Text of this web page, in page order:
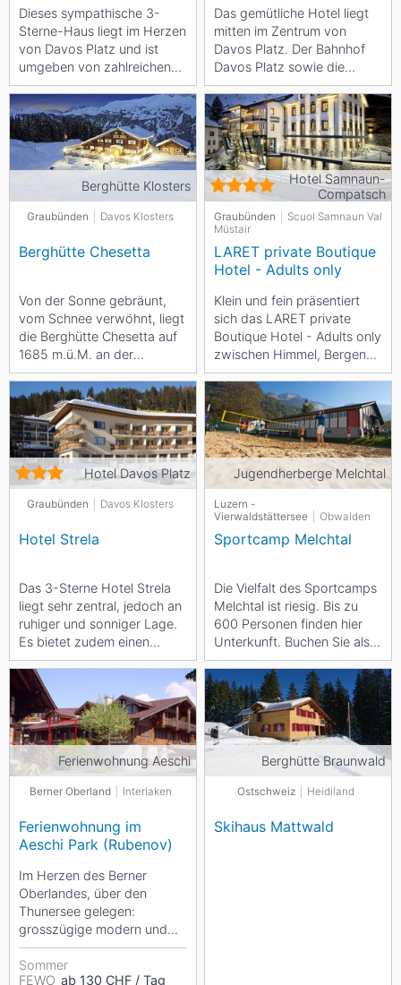
Dieses sympathische 3-
Sterne-Haus liegt im Herzen
von Davos Platz und ist
umgeben von zahlreichen
Shopping- und
Ausgehmöglichkeiten. Des...
Das gemütliche Hotel liegt
mitten im Zentrum von
Davos Platz. Der Bahnhof
Davos Platz sowie die
Talstation der
Jakobshornbahn sind in
nur...
Berghütte Klosters
Graubünden Davos Klosters
Berghütte Chesetta
Von der Sonne gebräunt,
vom Schnee verwöhnt, liegt
die Berghütte Chesetta auf
1685 m.ü.M. an der
Contersers Schwendi,
inmitten des...
Hotel Samnaun-
Compatsch
Graubünden
Scuol Samnaun Val
Müstair
LARET private Boutique
Hotel - Adults only
Klein und fein präsentiert
sich das LARET private
Boutique Hotel - Adults only
zwischen Himmel, Bergen
und Tal. Hier finden Sie
Ruhe und Natur,...
Hotel Davos Platz
Graubünden Davos Klosters
Hotel Strela
Das 3-Sterne Hotel Strela
liegt sehr zentral, jedoch an
ruhiger und sonniger Lage.
Es bietet zudem einen
herrlichen Blick auf das...
Jugendherberge Melchtal
Luzern -
Vierwaldstättersee
Obwalden
Sportcamp Melchtal
Die Vielfalt des Sportcamps
Melchtal ist riesig. Bis zu
600 Personen finden hier
Unterkunft. Buchen Sie als
Selbstversorger oder
lassen...
Ferienwohnung Aeschi
Berner Oberland Interlaken
Ferienwohnung im
Aeschi Park (Rubenov)
Im Herzen des Berner
Oberlandes, über den
Thunersee gelegen:
grosszügige modern und
komfortabel möblierte 3
Zimmer Ferienwohnung....
Sommer
FEWO ab 130 CHF / Tag
Berghütte Braunwald
Ostschweiz Heidiland
Skihaus Mattwald